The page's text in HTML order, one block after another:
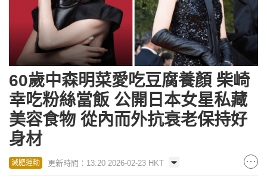
60歲中森明菜愛吃豆腐養顏 柴崎
幸吃粉絲當飯 公開日本女星私藏
美容食物 從內而外抗衰老保持好
身材
減肥運動 更新時間：13:20 2026-02-23 HKT